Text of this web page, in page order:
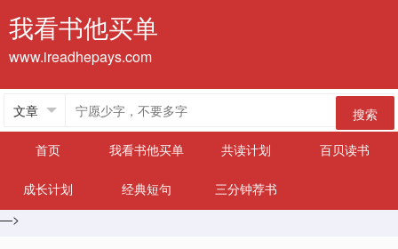
我看书他买单
www.ireadhepays.com
搜索
首页
我看书他买单 共读计划 百贝读书
成长计划 经典短句
三分钟荐书
—>